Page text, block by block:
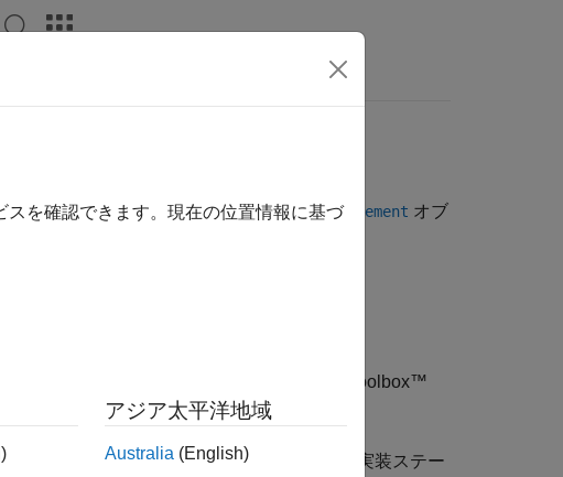
プがあります。要件タイプは、slreq.Requirement オブ
Requirements Toolbox™
び検証ステータスを計算します。
整理し、階層を作成します。要件セットの実装ステー
を確認できます。現在の位置情報に基づ
アジア太平洋地域
Australia (English)